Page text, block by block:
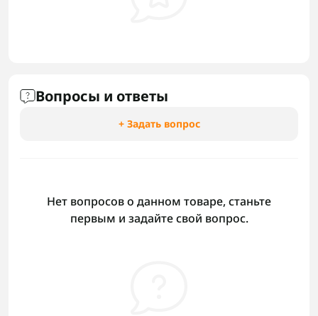
Вопросы и ответы
+ Задать вопрос
Нет вопросов о данном товаре, станьте
первым и задайте свой вопрос.